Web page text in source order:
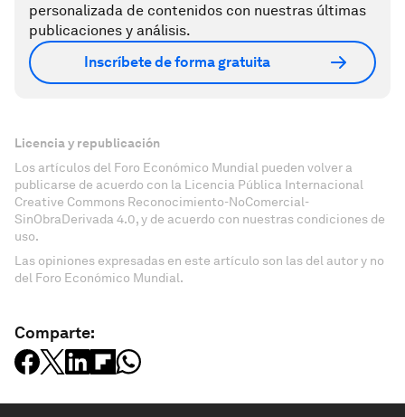
personalizada de contenidos con nuestras últimas
publicaciones y análisis.
Inscríbete de forma gratuita
Licencia y republicación
Los artículos del Foro Económico Mundial pueden volver a
publicarse de acuerdo con la Licencia Pública Internacional
Creative Commons Reconocimiento-NoComercial-
SinObraDerivada 4.0, y de acuerdo con nuestras condiciones de
uso.
Las opiniones expresadas en este artículo son las del autor y no
del Foro Económico Mundial.
Comparte: